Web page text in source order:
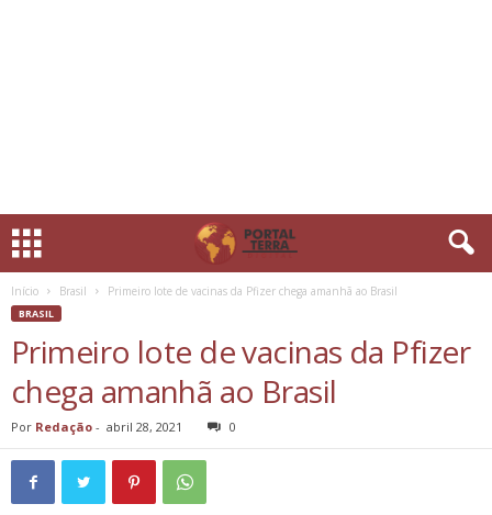
Início Brasil Primeiro lote de vacinas da Pfizer chega amanhã ao Brasil
BRASIL
Primeiro lote de vacinas da Pfizer
chega amanhã ao Brasil
Por Redação - abril 28, 2021 0